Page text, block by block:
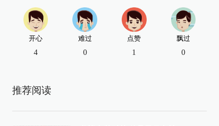
开心
4
难过
0
点赞
1
飘过
0
推荐阅读